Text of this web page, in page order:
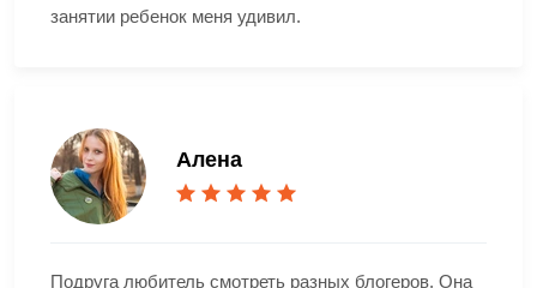
занятии ребенок меня удивил.
Алена
Подруга любитель смотреть разных блогеров. Она